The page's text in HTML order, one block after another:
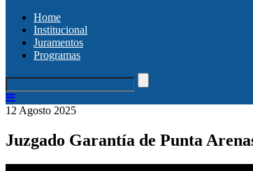
Home
Institucional
Juramentos
Programas
12 Agosto 2025
Juzgado Garantía de Punta